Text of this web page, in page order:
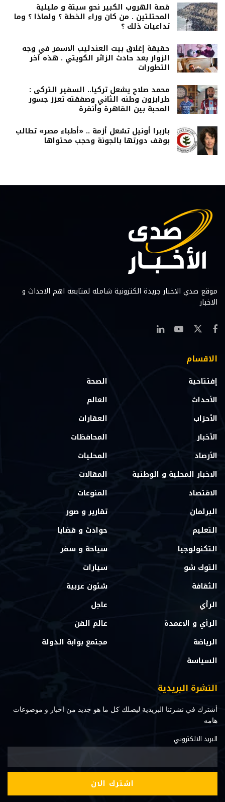
قصة الهروب الكبير نحو سبتة و مليلية
المحتلتين . من كان وراء الخطة ؟ ولماذا ؟ وما
تداعيات ذلك ؟
حقيقة إغلاق بيت العندليب الاسمر في وجه
الزوار بعد حادث الزائر الكويتي . هذه آخر
التطورات
محمد صلاح يشعل تركيا.. السفير التركى :
طرابزون وطنه الثاني وصفقته تعزز جسور
المحبة بين القاهرة وأنقرة
باربرا أونيل تشعل أزمة .. «أطباء مصر» تطالب
بوقف دورتها بالجونة وحجب محتواها
موقع صدي الاخبار جريدة الكترونية شامله لمتابعه اهم الاحداث و
الاخبار
الاقسام
إفتتاحية
الأحداث
الأحزاب
الأخبار
الأرصاد
الاخبار المحلية و الوطنية
الاقتصاد
البرلمان
التعليم
التكنولوجيا
التوك شو
الثقافة
الرأي
الرأي و الاعمدة
الرياضة
السياسة
الصحة
العالم
العقارات
المحافظات
المحليات
المقالات
المنوعات
تقارير و صور
حوادث و قضايا
سياحة و سفر
سيارات
شئون عربية
عاجل
عالم الفن
مجتمع بوابة الدولة
النشرة البريدية
أشترك في نشرتنا البريدية ليصلك كل ما هو جديد من اخبار و موضوعات
هامه
البريد الالكتروني